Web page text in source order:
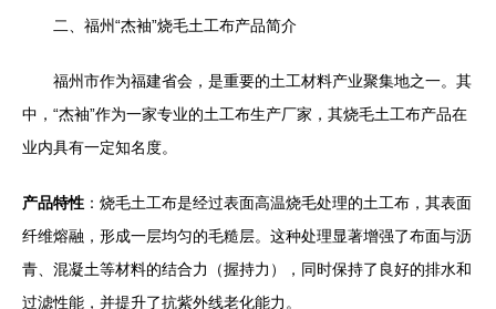
二、福州“杰袖”烧毛土工布产品简介
福州市作为福建省会，是重要的土工材料产业聚集地之一。其
中，“杰袖”作为一家专业的土工布生产厂家，其烧毛土工布产品在
业内具有一定知名度。
产品特性 ：烧毛土工布是经过表面高温烧毛处理的土工布，其表面
纤维熔融，形成一层均匀的毛糙层。这种处理显著增强了布面与沥
青、混凝土等材料的结合力（握持力），同时保持了良好的排水和
过滤性能，并提升了抗紫外线老化能力。